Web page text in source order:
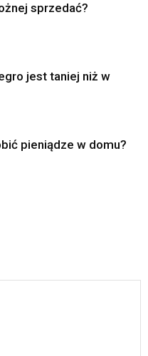
sprzedać?
jest taniej niż w
pieniądze w domu?